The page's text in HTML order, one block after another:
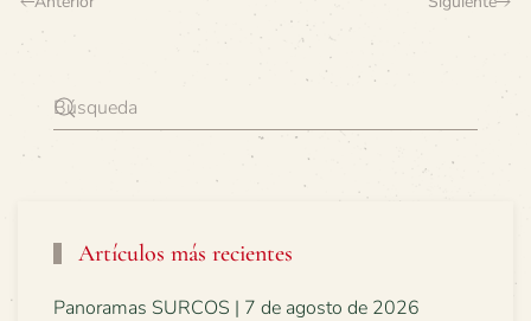
Artículos más recientes
Panoramas SURCOS | 7 de agosto de 2026